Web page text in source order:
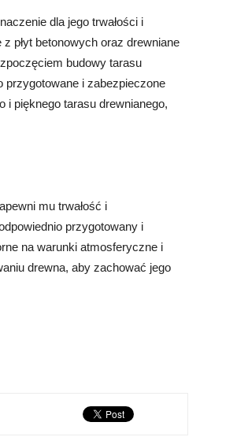
dla jego trwałości i
z płyt betonowych oraz drewniane
budowy tarasu
przygotowane i zabezpieczone
i pięknego tarasu drewnianego,
mu trwałość i
przygotowany i
na warunki atmosferyczne i
drewna, aby zachować jego